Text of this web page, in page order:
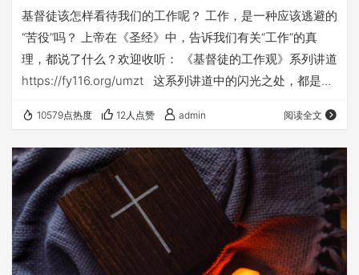
基督徒该怎样看待我们的工作呢？ 工作，是一种应该逃避的
“苦役”吗？ 上帝在《圣经》中，告诉我们有关“工作”的真
理，都说了什么？欢迎收听： 《基督徒的工作观》系列讲道
https://fy116.org/umzt 这系列讲道中的闪光之处，都是因
之处，都因我这个传道人的个人的有限和不足； 愿圣灵引导
你可以慎思明辨，总是向上帝充满感恩。 无论这个世界如
何黑暗， 不管我们在工作上经历了多少挫折和痛苦， 愿主
借着这系列的信息，引领我们的听…
10579点热度 12人点赞 admin 阅读全文